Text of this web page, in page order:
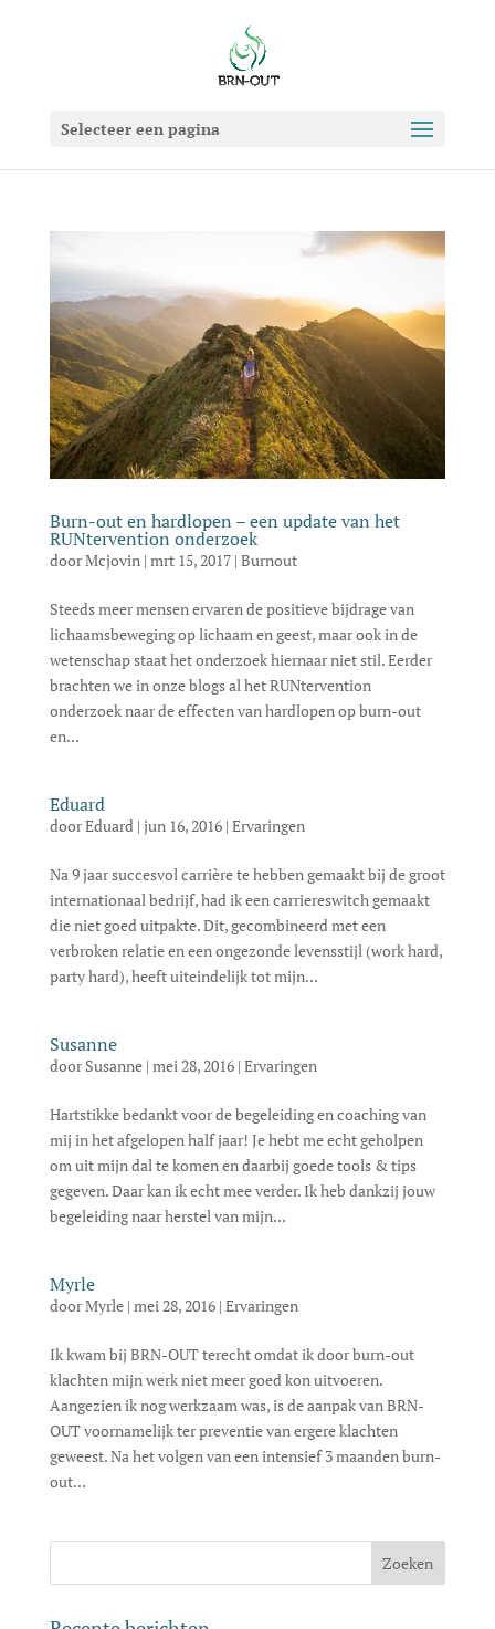
Selecteer een pagina
Burn-out en hardlopen – een update van het
RUNtervention onderzoek
doorMcjovin| mrt 15, 2017| Burnout
Steeds meer mensen ervaren de positieve bijdrage van
lichaamsbeweging op lichaam en geest, maar ook in de
wetenschap staat het onderzoek hiernaar niet stil. Eerder
brachten we in onze blogs al het RUNtervention
onderzoek naar de effecten van hardlopen op burn-out
en...
Eduard
doorEduard| jun 16, 2016| Ervaringen
Na 9 jaar succesvol carrière te hebben gemaakt bij de groot
internationaal bedrijf, had ik een carriereswitch gemaakt
die niet goed uitpakte. Dit, gecombineerd met een
verbroken relatie en een ongezonde levensstijl (work hard,
party hard), heeft uiteindelijk tot mijn...
Susanne
doorSusanne| mei 28, 2016| Ervaringen
Hartstikke bedankt voor de begeleiding en coaching van
mij in het afgelopen half jaar! Je hebt me echt geholpen
om uit mijn dal te komen en daarbij goede tools & tips
gegeven. Daar kan ik echt mee verder. Ik heb dankzij jouw
begeleiding naar herstel van mijn...
Myrle
doorMyrle| mei 28, 2016| Ervaringen
Ik kwam bij BRN-OUT terecht omdat ik door burn-out
klachten mijn werk niet meer goed kon uitvoeren.
Aangezien ik nog werkzaam was, is de aanpak van BRN-
OUT voornamelijk ter preventie van ergere klachten
geweest. Na het volgen van een intensief 3 maanden burn-
out...